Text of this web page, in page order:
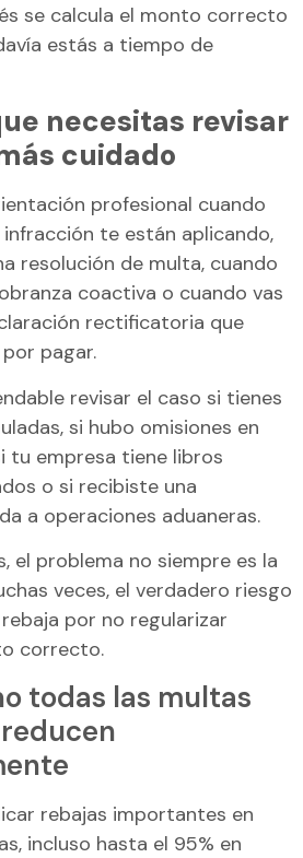
se calcula el monto correcto
estás a tiempo de
necesitas revisar
cuidado
profesional cuando
te están aplicando,
resolución de multa, cuando
coactiva o cuando vas
rectificatoria que
pagar.
revisar el caso si tienes
si hubo omisiones en
tu empresa tiene libros
o si recibiste una
a operaciones aduaneras.
el problema no siempre es la
veces, el verdadero riesgo
por no regularizar
correcto.
todas las multas
reducen
rebajas importantes en
incluso hasta el 95% en